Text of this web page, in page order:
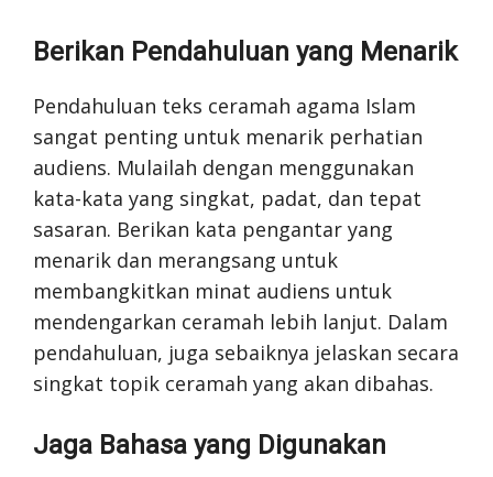
Berikan Pendahuluan yang Menarik
Pendahuluan teks ceramah agama Islam
sangat penting untuk menarik perhatian
audiens. Mulailah dengan menggunakan
kata-kata yang singkat, padat, dan tepat
sasaran. Berikan kata pengantar yang
menarik dan merangsang untuk
membangkitkan minat audiens untuk
mendengarkan ceramah lebih lanjut. Dalam
pendahuluan, juga sebaiknya jelaskan secara
singkat topik ceramah yang akan dibahas.
Jaga Bahasa yang Digunakan